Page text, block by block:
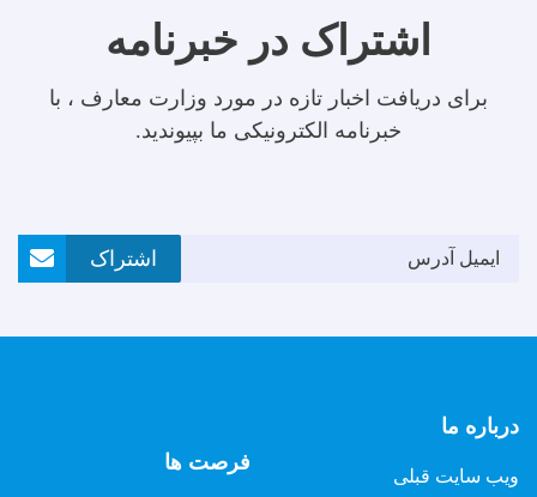
اشتراک در خبرنامه
برای دریافت اخبار تازه در مورد وزارت معارف ، با
خبرنامه الکترونیکی ما بپیوندید.
Email Address اشتراک
درباره ما
ویب سایت قبلی
فرصت ها